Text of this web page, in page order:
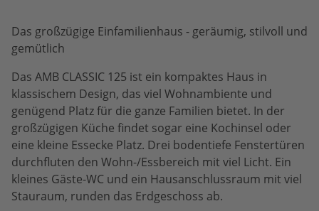
Das großzügige Einfamilienhaus - geräumig, stilvoll und
gemütlich
Das AMB CLASSIC 125 ist ein kompaktes Haus in
klassischem Design, das viel Wohnambiente und
genügend Platz für die ganze Familien bietet. In der
großzügigen Küche findet sogar eine Kochinsel oder
eine kleine Essecke Platz. Drei bodentiefe Fenstertüren
durchfluten den Wohn-/Essbereich mit viel Licht. Ein
kleines Gäste-WC und ein Hausanschlussraum mit viel
Stauraum, runden das Erdgeschoss ab.